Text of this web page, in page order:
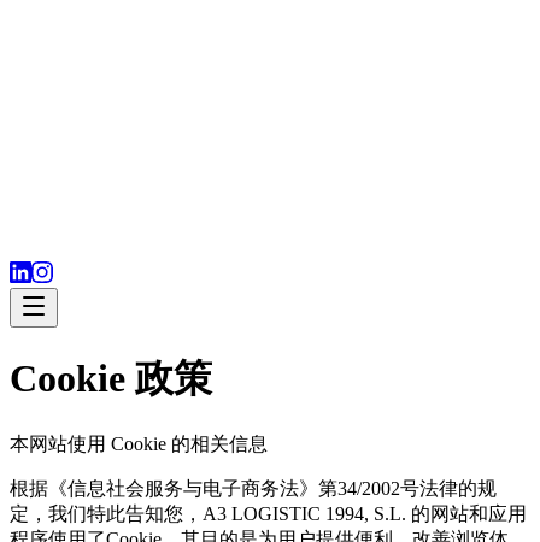
Cookie 政策
本网站使用 Cookie 的相关信息
根据《信息社会服务与电子商务法》第34/2002号法律的规
定，我们特此告知您，A3 LOGISTIC 1994, S.L. 的网站和应用